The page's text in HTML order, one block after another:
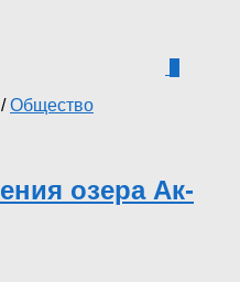
/Общество
озера Ак-